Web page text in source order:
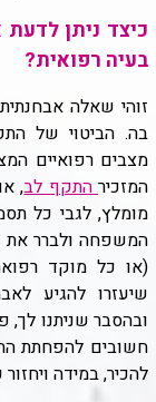
כיצד ניתן
בעיה רפואית?
זוהי שאלה
בה. הביטוי של
מצבים רפואיים
המזכירהתקף לב,
מומלץ, לגבי כל
המשפחה ולברר את
(או כל מוקד
שיעזרו להגיע
ובהסבר שניתנו לך,
חשובים להפחתת
להכיר, במידה